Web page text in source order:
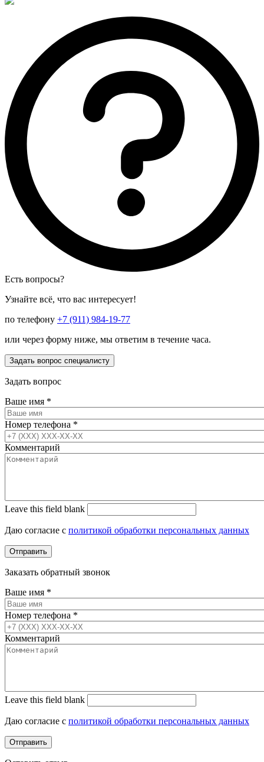
Есть вопросы?
Узнайте всё, что вас интересует!
по телефону +7 (911) 984-19-77
или через форму ниже, мы ответим в течение часа.
Задать вопрос специалисту
Задать вопрос
Ваше имя *
Номер телефона *
Комментарий
Leave this field blank
Даю согласие с политикой обработки персональных данных
Заказать обратный звонок
Ваше имя *
Номер телефона *
Комментарий
Leave this field blank
Даю согласие с политикой обработки персональных данных